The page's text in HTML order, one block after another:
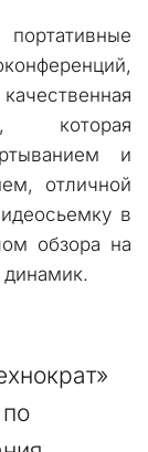
которая
и
отличной
в
обзора на